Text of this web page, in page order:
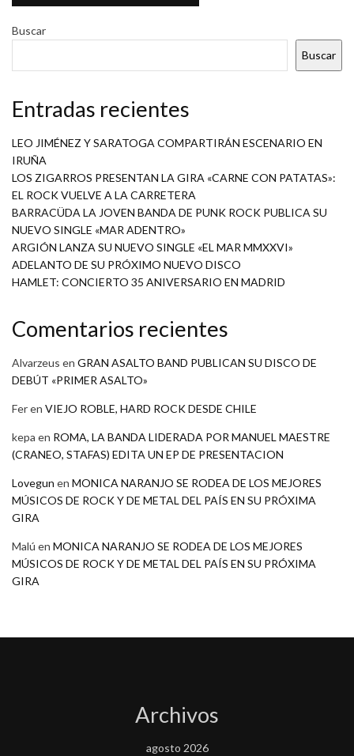
Buscar
Buscar
Entradas recientes
LEO JIMÉNEZ Y SARATOGA COMPARTIRÁN ESCENARIO EN
IRUÑA
LOS ZIGARROS PRESENTAN LA GIRA «CARNE CON PATATAS»:
EL ROCK VUELVE A LA CARRETERA
BARRACÜDA LA JOVEN BANDA DE PUNK ROCK PUBLICA SU
NUEVO SINGLE «MAR ADENTRO»
ARGIÓN LANZA SU NUEVO SINGLE «EL MAR MMXXVI»
ADELANTO DE SU PRÓXIMO NUEVO DISCO
HAMLET: CONCIERTO 35 ANIVERSARIO EN MADRID
Comentarios recientes
Alvarzeus en GRAN ASALTO BAND PUBLICAN SU DISCO DE
DEBÚT «PRIMER ASALTO»
Feren VIEJO ROBLE, HARD ROCK DESDE CHILE
kepa en ROMA, LA BANDA LIDERADA POR MANUEL MAESTRE
(CRANEO, STAFAS) EDITA UN EP DE PRESENTACION
Lovegun en MONICA NARANJO SE RODEA DE LOS MEJORES
MÚSICOS DE ROCK Y DE METAL DEL PAÍS EN SU PRÓXIMA
GIRA
Malú en MONICA NARANJO SE RODEA DE LOS MEJORES
MÚSICOS DE ROCK Y DE METAL DEL PAÍS EN SU PRÓXIMA
GIRA
Archivos
agosto 2026